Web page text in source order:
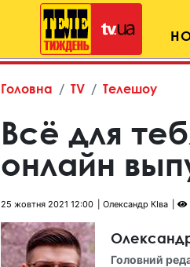
Головна TV Телешоу
Всё для
онлайн
25 жовтня 2021 12:00 Олександр КІва
Головний